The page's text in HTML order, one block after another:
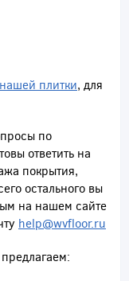
плитки, для
по
ответить на
покрытия,
остального вы
на нашем сайте
help@wvfloor.ru